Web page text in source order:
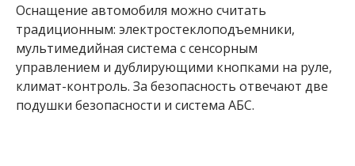
Оснащение автомобиля можно считать
традиционным: электростеклоподъемники,
мультимедийная система с сенсорным
управлением и дублирующими кнопками на руле,
климат-контроль. За безопасность отвечают две
подушки безопасности и система АБС.